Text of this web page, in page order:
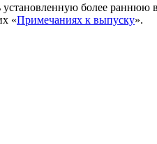
более
«Примечаниях к выпуску».